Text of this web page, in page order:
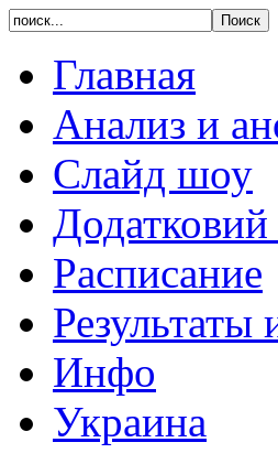
Главная
Анализ и
Слайд шоу
Додатковий
Расписание
Результаты
Инфо
Украина